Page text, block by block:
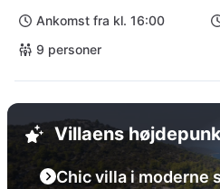
Ankomst fra kl. 16:00
9 personer
Villaens
Chic villa i moderne